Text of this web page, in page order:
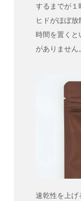
するまでが
ヒドがほぼ
時間を置くと
がありません。
速乾性を上げ